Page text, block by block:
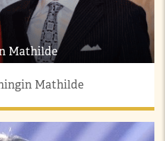
Mathilde
Mathilde